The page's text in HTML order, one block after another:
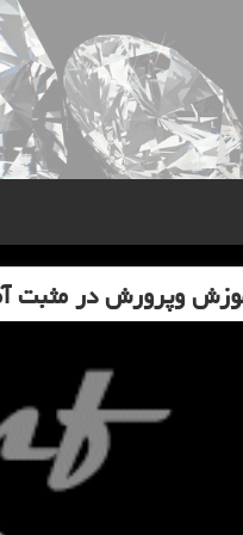
وپرورش در مثبت